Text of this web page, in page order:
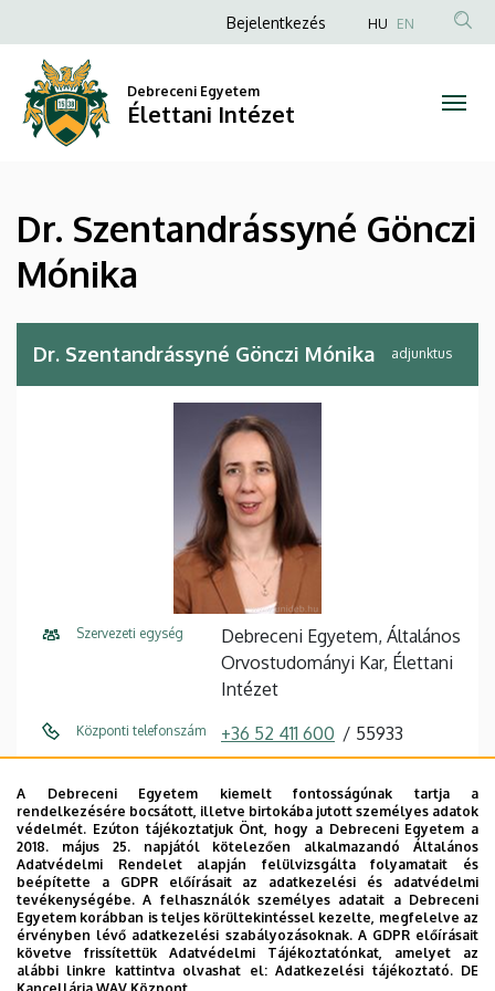
Szentandrássyné
Gönczi
Mónika
Élettani
Intézet
a
tartalomra
Anonim
fiók
menüje
Bejelentkezés HU EN
Debreceni Egyetem
Élettani Intézet
Dr. Szentandrássyné Gönczi
Mónika
Dr. Szentandrássyné Gönczi Mónika adjunktus
Szervezeti egység
Debreceni Egyetem, Általános
Orvostudományi Kar, Élettani
Intézet
Központi telefonszám +36 52 411 600 55933
u
Cím
4032 Debrecen, Nagyerdei
körút 98.
Épület Elméleti négyszög, U épület
Emelet, ajtó 1. emelet, 1-10
A Debreceni Egyetem kiemelt fontosságúnak tartja a
rendelkezésére bocsátott, illetve birtokába jutott személyes adatok
védelmét. Ezúton tájékoztatjuk Önt, hogy a Debreceni Egyetem a
2018. május 25. napjától kötelezően alkalmazandó Általános
Adatvédelmi Rendelet alapján felülvizsgálta folyamatait és
beépítette a GDPR előírásait az adatkezelési és adatvédelmi
tevékenységébe. A felhasználók személyes adatait a Debreceni
Egyetem korábban is teljes körültekintéssel kezelte, megfelelve az
érvényben lévő adatkezelési szabályozásoknak. A GDPR előírásait
követve frissítettük Adatvédelmi Tájékoztatónkat, amelyet az
alábbi linkre kattintva olvashat el:Adatkezelési tájékoztató. DE